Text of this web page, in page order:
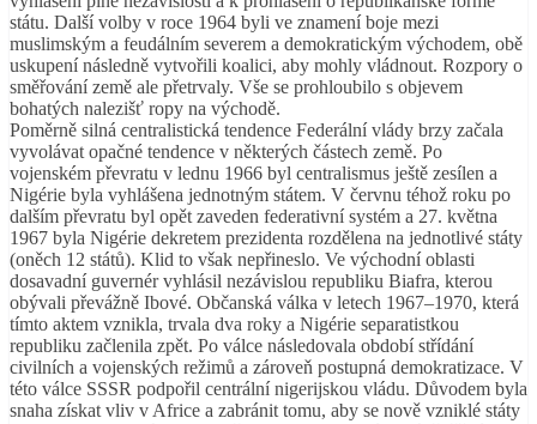
státu. Další volby v roce 1964 byli ve znamení boje mezi
muslimským a feudálním severem a demokratickým východem, obě
uskupení následně vytvořili koalici, aby mohly vládnout. Rozpory o
směřování země ale přetrvaly. Vše se prohloubilo s objevem
bohatých nalezišť ropy na východě.
Poměrně silná centralistická tendence Federální vlády brzy začala
vyvolávat opačné tendence v některých částech země. Po
vojenském převratu v lednu 1966 byl centralismus ještě zesílen a
Nigérie byla vyhlášena jednotným státem. V červnu téhož roku po
dalším převratu byl opět zaveden federativní systém a 27. května
1967 byla Nigérie dekretem prezidenta rozdělena na jednotlivé státy
(oněch 12 států). Klid to však nepřineslo. Ve východní oblasti
dosavadní guvernér vyhlásil nezávislou republiku Biafra, kterou
obývali převážně Ibové. Občanská válka v letech 1967–1970, která
tímto aktem vznikla, trvala dva roky a Nigérie separatistkou
republiku začlenila zpět. Po válce následovala období střídání
civilních a vojenských režimů a zároveň postupná demokratizace. V
této válce SSSR podpořil centrální nigerijskou vládu. Důvodem byla
snaha získat vliv v Africe a zabránit tomu, aby se nově vzniklé státy